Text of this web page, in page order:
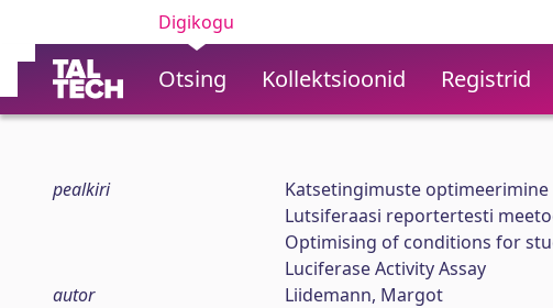
Digikogu
Otsing Kollektsioonid Registrid
pealkiri
Katsetingimuste
Lutsiferaasi reportertesti
Optimising of conditions for
Luciferase Activity Assay
autor
Liidemann, Margot